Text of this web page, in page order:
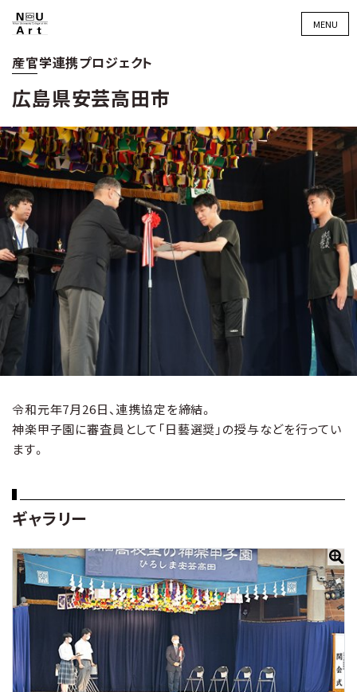
MENU
産官学連携プロジェクト
広島県安芸高田市
令和元年7月26日、連携協定を締結。
神楽甲子園に審査員として「日藝選奨」の授与などを行ってい
ます。
ギャラリー